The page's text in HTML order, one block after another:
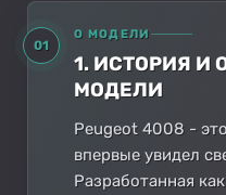
01
О МОДЕЛИ
1. ИСТОРИЯ И
МОДЕЛИ
Peugeot 4008 -
впервые увидел
Разработанная